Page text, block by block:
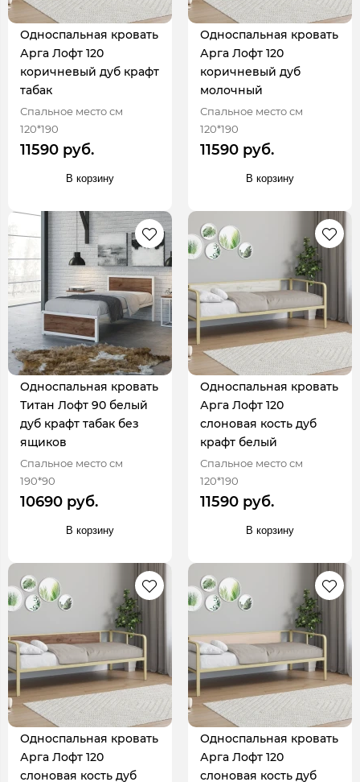
Односпальная кровать
Арга Лофт 120
коричневый дуб крафт
табак
Спальное место см
120*190
11590 руб.
В корзину
Односпальная кровать
Арга Лофт 120
коричневый дуб
молочный
Спальное место см
120*190
11590 руб.
В корзину
Односпальная кровать
Титан Лофт 90 белый
дуб крафт табак без
ящиков
Спальное место см
190*90
10690 руб.
В корзину
Односпальная кровать
Арга Лофт 120
слоновая кость дуб
крафт белый
Спальное место см
120*190
11590 руб.
В корзину
Односпальная кровать
Арга Лофт 120
слоновая кость дуб
Односпальная кровать
Арга Лофт 120
слоновая кость дуб